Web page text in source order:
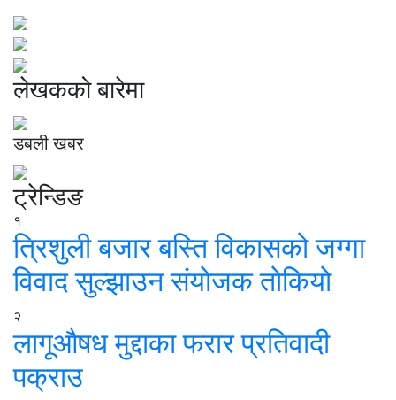
लेखकको बारेमा
डबली खबर
ट्रेन्डिङ
१
त्रिशुली बजार बस्ति विकासको जग्गा
विवाद सुल्झाउन संयोजक तोकियो
२
लागूऔषध मुद्दाका फरार प्रतिवादी
पक्राउ